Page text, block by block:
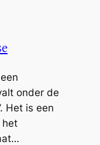
onder de
Het is een
het